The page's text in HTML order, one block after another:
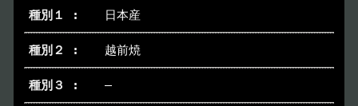
日本産
越前焼
―